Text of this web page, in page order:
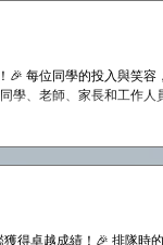
每位同學的投入與笑容
學、老師、家長和工作人
得卓越成績！🎉 排隊時